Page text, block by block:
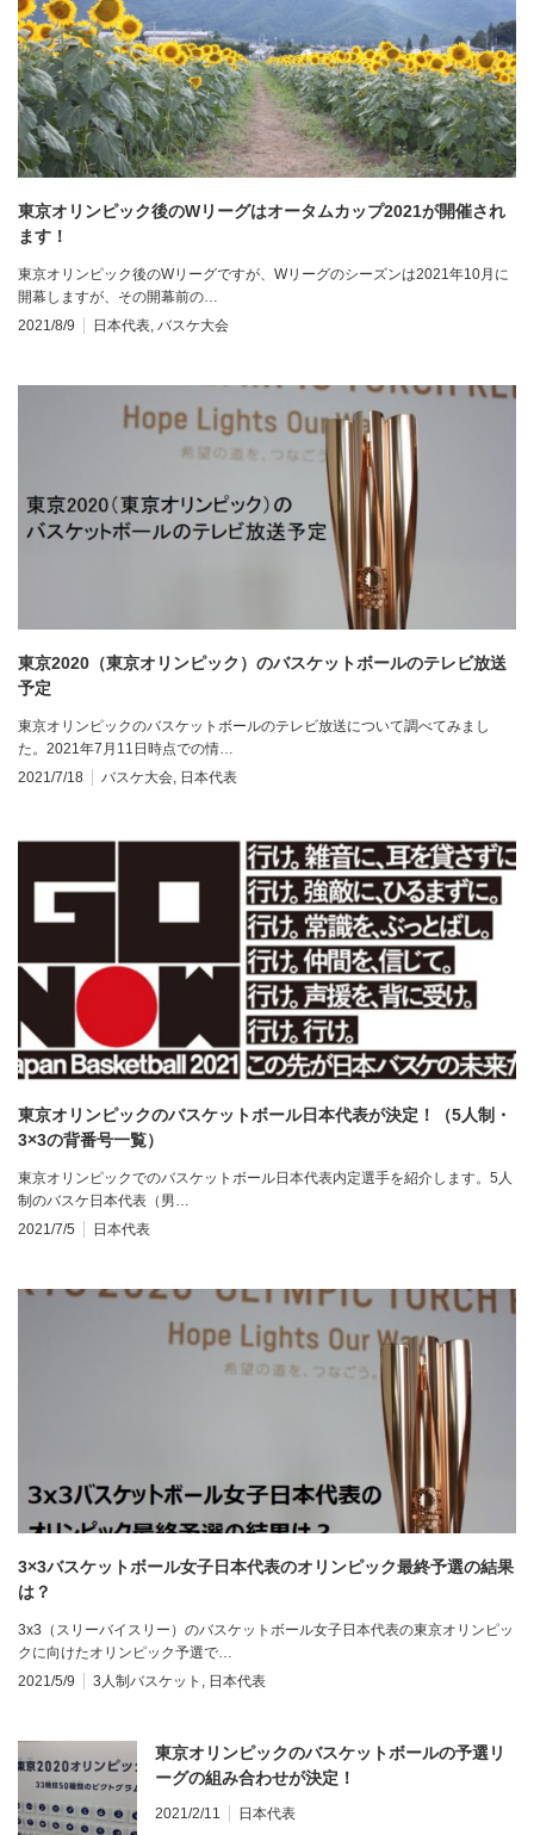
東京オリンピック後のWリーグはオータムカップ2021が開催され
ます！
東京オリンピック後のWリーグですが、Wリーグのシーズンは2021年10月に
開幕しますが、その開幕前の…
2021/8/9
日本代表 バスケ大会
東京2020（東京オリンピック）のバスケットボールのテレビ放送
予定
東京オリンピックのバスケットボールのテレビ放送について調べてみまし
た。2021年7月11日時点での情…
2021/7/18
バスケ大会 日本代表
東京オリンピックのバスケットボール日本代表が決定！（5人制・
3×3の背番号一覧）
東京オリンピックでのバスケットボール日本代表内定選手を紹介します。5人
制のバスケ日本代表（男…
2021/7/5
日本代表
3×3バスケットボール女子日本代表のオリンピック最終予選の結果
は？
3x3（スリーバイスリー）のバスケットボール女子日本代表の東京オリンピッ
クに向けたオリンピック予選で…
2021/5/9
3人制バスケット , 日本代表
東京オリンピックのバスケットボールの予選リ
ーグの組み合わせが決定！
2021/2/11 日本代表